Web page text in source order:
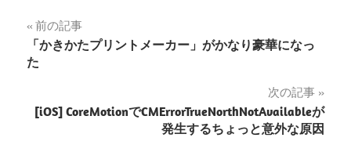
投
稿
ビ
前の記事
「かきかたプリントメーカー」がかなり豪華になっ
た
次の記事
[iOS] CoreMotionでCMErrorTrueNorthNotAvailableが
発生するちょっと意外な原因